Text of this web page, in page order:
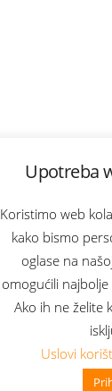
Upotreba
Koristimo web
kako bismo
oglase na
omogućili
Ako ih ne želite
Uslovi
👋 Zdravo, kako
Bonus plus
Prijava za